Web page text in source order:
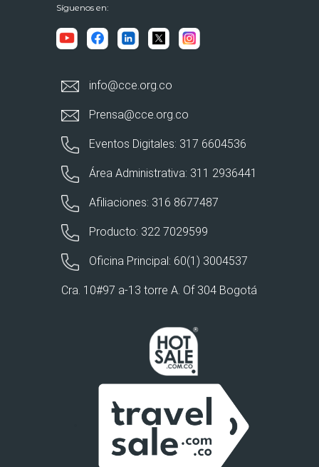
Síguenos en:
info@cce.org.co
Prensa@cce.org.co
Eventos Digitales: 317 6604536
Área Administrativa: 311 2936441
Afiliaciones: 316 8677487
Producto: 322 7029599
Oficina Principal: 60(1) 3004537
Cra. 10#97 a-13 torre A. Of 304 Bogotá